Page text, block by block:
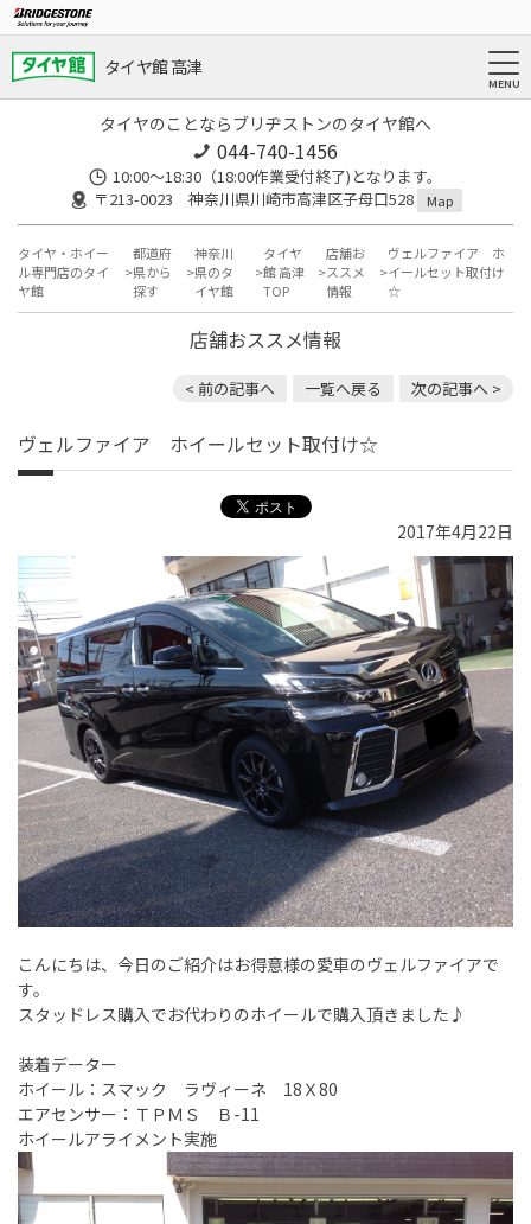
タイヤ館 高津
タイヤのことならブリヂストンのタイヤ館へ
044-740-1456
10:00～18:30（18:00作業受付終了)となります。
〒213-0023 神奈川県川崎市高津区子母口528
Map
タイヤ・ホイー
ル専門店のタイ
ヤ館
都道府
県から
探す
神奈川
県のタ
イヤ館
タイヤ
館 高津
TOP
店舗お
ススメ
情報
ヴェルファイア ホ
イールセット取付け
☆
店舗おススメ情報
< 前の記事へ 一覧へ戻る 次の記事へ >
ヴェルファイア ホイールセット取付け☆
2017年4月22日
こんにちは、今日のご紹介はお得意様の愛車のヴェルファイアで
す。
スタッドレス購入でお代わりのホイールで購入頂きました♪
装着データー
ホイール：スマック ラヴィーネ 18Ｘ80
エアセンサー：ＴＰＭＳ Ｂ-11
ホイールアライメント実施